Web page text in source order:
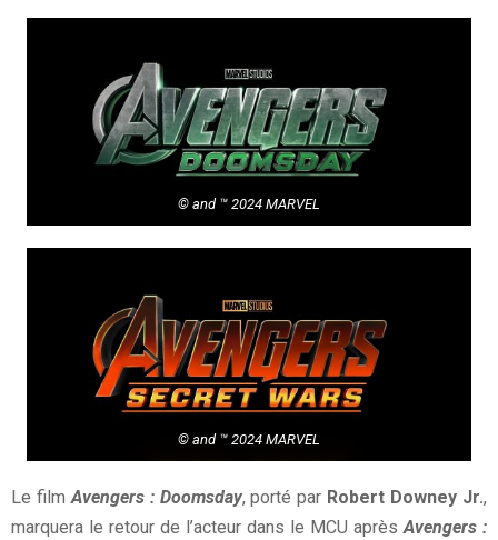
© and ™ 2024 MARVEL
© and ™ 2024 MARVEL
Le filmAvengers : Doomsday, porté par Robert Downey Jr.,
marquera le retour de l’acteur dans le MCU aprèsAvengers :